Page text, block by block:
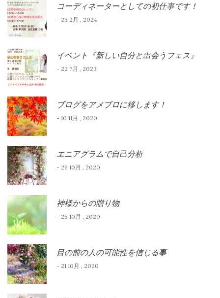
コーディネーターとしての初仕事です！
- 23 2月 , 2024
イベント『新しい自分と出会うフェス』
- 22 7月 , 2023
ブログをアメブロに移します！
- 10 11月 , 2020
エニアグラムで自己分析
- 26 10月 , 2020
神様からの贈り物
- 25 10月 , 2020
目の前の人の可能性を信じる事
- 21 10月 , 2020